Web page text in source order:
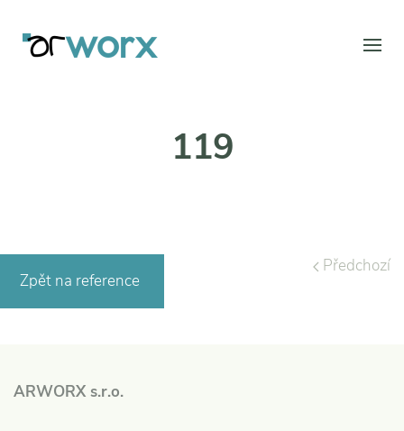
119
Zpět na reference
Předchozí
ARWORX s.r.o.